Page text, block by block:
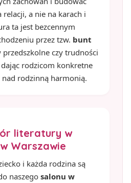
a nie na karach i
ta jest bezcennym
przez tzw. bunt
przedszkolne czy trudności
rodzicom konkretne
rodzinną harmonią.
literatury w
Warszawie
i każda rodzina są
naszego salonu w